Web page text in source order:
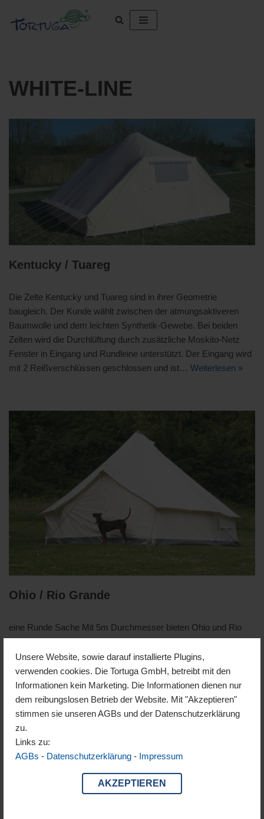
Unsere Website, sowie darauf installierte Plugins,
verwenden cookies. Die Tortuga GmbH, betreibt mit den
Informationen kein Marketing. Die Informationen dienen nur
dem reibungslosen Betrieb der Website. Mit "Akzeptieren"
stimmen sie unseren AGBs und der Datenschutzerklärung
zu.
Links zu:
AGBs - Datenschutzerklärung - Impressum
AKZEPTIEREN
Zum
WHITE-LINE
Kentucky / Tuareg
Die Zelte Kentucky und Tuareg sind in ihrer Geometrie
baugleich. Der Kunde wählt zwischen der atmungsaktiveren
Baumwolle und dem leichten Synthetik-Gewebe. Bei beiden
Zelten wird die Durchlüftung durch zusätzliche Moskito-Netz
Fenster in Eingang und Rundleine unterstützt. Der Eingang wird
mit 2 Reißverschlüssen geschlossen und ist… Weiterlesen »
Ohio / Rio Grande
eine Runde Sache Mit 5m Durchmesser bieten Ohio und Rio
Grande entweder Raum für die ganze Familie oder den Rahmen
für ein romantisches Glamping-Abenteuer. Der Eingang ist
traditionell ein zuverlässiger Schlinge-Ösen Verschluss. Ohio
und Rio Grande unterscheiden sich in ihrere Materialität Die
Geometrie ist identisch…Weiterlesen »